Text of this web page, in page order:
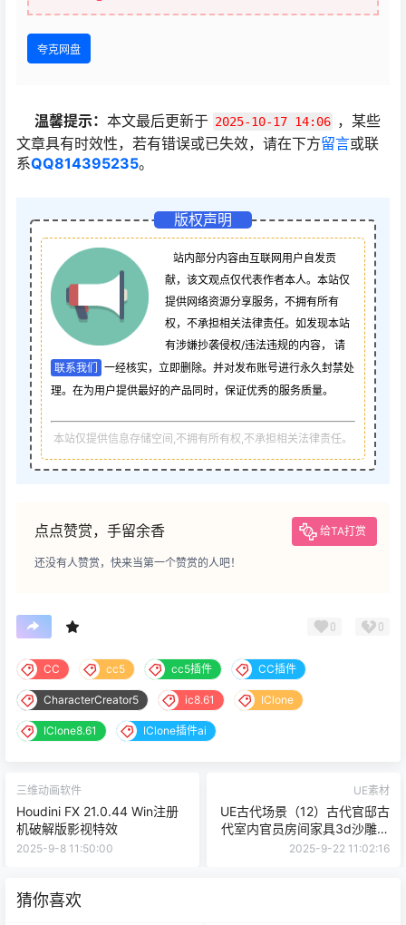
夸克网盘
温馨提示： 本文最后更新于 2025-10-17 14:06 ，某些
文章具有时效性，若有错误或已失效，请在下方留言或联
系QQ814395235。
版权声明
站内部分内容由互联网用户自发贡
献，该文观点仅代表作者本人。本站仅
提供网络资源分享服务，不拥有所有
权，不承担相关法律责任。如发现本站
有涉嫌抄袭侵权/违法违规的内容， 请
联系我们
一经核实，立即删除。并对发布账号进行永久封禁处
理。在为用户提供最好的产品同时，保证优秀的服务质量。
本站仅提供信息存储空间,不拥有所有权,不承担相关法律责任。
点点赞赏，手留余香 给TA打赏
还没有人赞赏，快来当第一个赞赏的人吧！
0 0
CC cc5 cc5插件 CC插件
CharacterCreator5 ic8.61 IClone
IClone8.61 IClone插件ai
三维动画软件
Houdini FX 21.0.44 Win注册
机破解版影视特效
2025-9-8 11:50:00
UE素材
UE古代场景（12）古代官邸古
代室内官员房间家具3d沙雕动
画场景三渲二风格
2025-9-22 11:02:16
猜你喜欢